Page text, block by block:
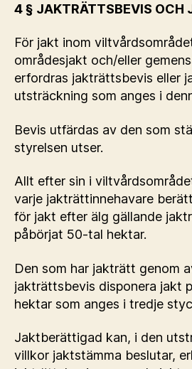
4 § JAKTRÄTTSBEVIS OCH
För jakt inom
områdesjakt och/eller
erfordras jakträttsbevis eller
utsträckning som anges i
Bevis utfärdas av den som
styrelsen utser.
Allt efter sin i
varje jakträttinnehavare
för jakt efter älg gällande
påbörjat 50-tal hektar.
Den som har jakträtt genom
jakträttsbevis disponera jakt
hektar som anges i tredje
Jaktberättigad kan, i den
villkor jaktstämma beslutar,